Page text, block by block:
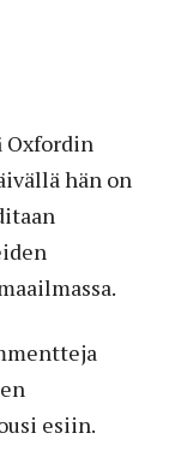
Oxfordin
hän on
esiin.